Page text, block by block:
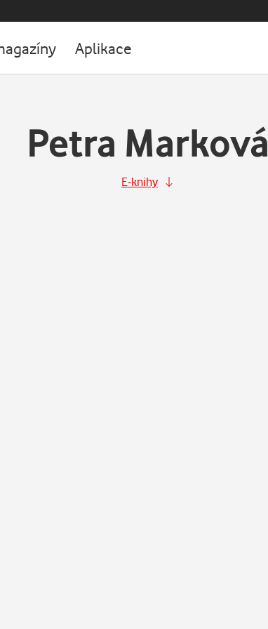
Aplikace
Petra Marková
E-knihy